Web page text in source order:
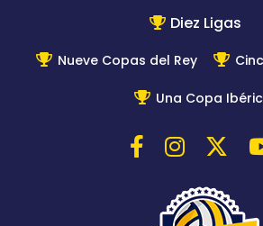
Diez Ligas
Nueve Copas del Rey
Una Copa